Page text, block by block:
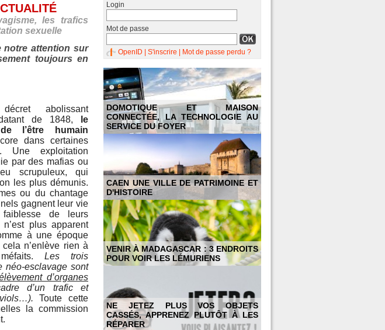
les trafics
sexuelle
notre attention sur
toujours en
abolissant
datant de 1848,
le
l’être humain
dans certaines
Une exploitation
par des mafias ou
scrupuleux, qui
les plus démunis.
ou du chantage
gagnent leur vie
de leurs
plus apparent
à une époque
n’enlève rien à
Les trois
néo-esclavage sont
d’organes
d’un trafic et
Toute cette
la commission
Login
Mot de passe
OpenID S'inscrire Mot de passe perdu ?
DOMOTIQUE ET MAISON
CONNECTÉE, LA TECHNOLOGIE AU
SERVICE DU FOYER
CAEN UNE VILLE DE PATRIMOINE ET
D'HISTOIRE
VENIR À MADAGASCAR : 3 ENDROITS
POUR VOIR LES LÉMURIENS
NE JETEZ PLUS VOS OBJETS
CASSÉS, APPRENEZ PLUTÔT À LES
RÉPARER